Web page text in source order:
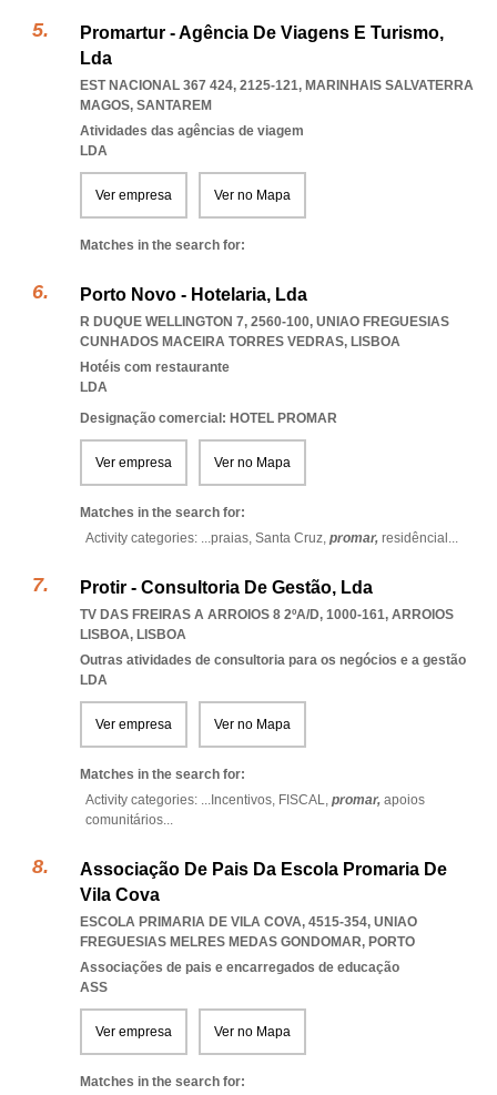
Promartur - Agência De Viagens E Turismo,
Lda
EST NACIONAL 367 424, 2125-121, MARINHAIS SALVATERRA
MAGOS, SANTAREM
Atividades das agências de viagem
LDA
Ver empresa Ver no Mapa
Matches in the search for:
Porto Novo - Hotelaria, Lda
R DUQUE WELLINGTON 7, 2560-100, UNIAO FREGUESIAS
CUNHADOS MACEIRA TORRES VEDRAS, LISBOA
Hotéis com restaurante
LDA
Designação comercial: HOTEL PROMAR
Ver empresa Ver no Mapa
Matches in the search for:
Activity categories: ...praias, Santa Cruz, promar, residêncial ...
Protir - Consultoria De Gestão, Lda
TV DAS FREIRAS A ARROIOS 8 2ºA/D, 1000-161, ARROIOS
LISBOA, LISBOA
Outras atividades de consultoria para os negócios e a gestão
LDA
Ver empresa Ver no Mapa
Matches in the search for:
Activity categories: ... Incentivos, FISCAL, promar, apoios
comunitários...
Associação De Pais Da Escola Promaria De
Vila Cova
ESCOLA PRIMARIA DE VILA COVA, 4515-354, UNIAO
FREGUESIAS MELRES MEDAS GONDOMAR, PORTO
Associações de pais e encarregados de educação
ASS
Ver empresa Ver no Mapa
Matches in the search for: